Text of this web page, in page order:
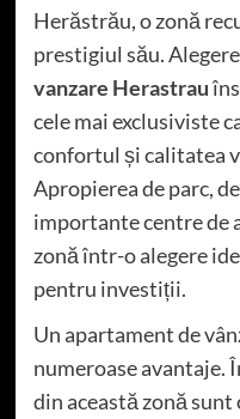
Herăstrău, o zonă
prestigiul său.
vanzare Herastrau
cele mai exclusiviste
confortul și calitatea
Apropierea de parc,
importante centre de
zonă într-o alegere
pentru investiții.
Un apartament de
numeroase avantaje.
din această zonă